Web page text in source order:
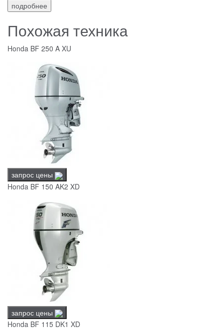
подробнее
Похожая техника
Honda BF 250 A XU
запрос цены
Honda BF 150 AK2 XD
запрос цены
Honda BF 115 DK1 XD